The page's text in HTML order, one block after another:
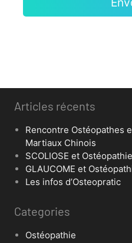
Articles récents
Rencontre Ostéopathes
Martiaux Chinois
SCOLIOSE et Ostéopathie
GLAUCOME et
Les infos d’Osteopratic
Categories
Ostéopathie